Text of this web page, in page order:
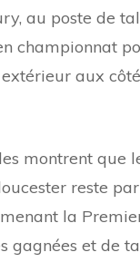
au poste de
championnat
aux
montrent que
reste
la
gagnées et de